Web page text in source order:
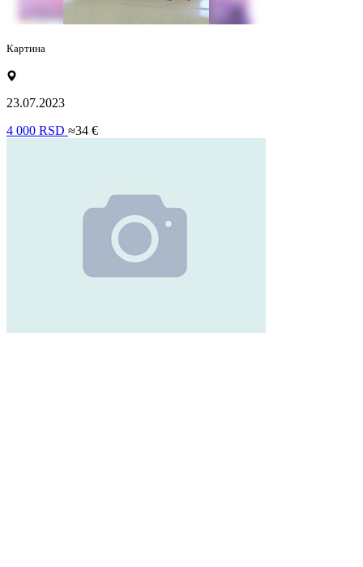
Картина
23.07.2023
4 000 RSD ≈34 €